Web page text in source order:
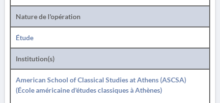
Nature de l'opération
Étude
Institution(s)
American School of Classical Studies at Athens (ASCSA)
(École américaine d'études classiques à Athènes)